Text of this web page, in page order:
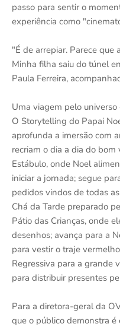
passo para sentir o
experiência como
"É de arrepiar. Parece
Minha filha saiu do túnel
Paula Ferreira,
Uma viagem pelo
O Storytelling do Papai
aprofunda a imersão com
recriam o dia a dia do
Estábulo, onde Noel
iniciar a jornada; segue
pedidos vindos de todas
Chá da Tarde preparado
Pátio das Crianças, onde
desenhos; avança para a
para vestir o traje
Regressiva para a grande
para distribuir presentes
Para a diretora-geral da
que o público demonstra